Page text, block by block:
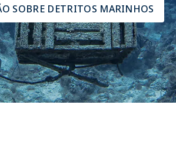
SOBRE DETRITOS MARINHOS